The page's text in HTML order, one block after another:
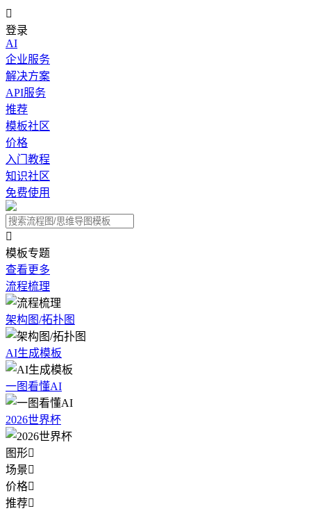

登录
AI
企业服务
解决方案
API服务
推荐
模板社区
价格
入门教程
知识社区
免费使用

模板专题
查看更多
流程梳理
架构图/拓扑图
AI生成模板
一图看懂AI
2026世界杯
图形
场景
价格
推荐